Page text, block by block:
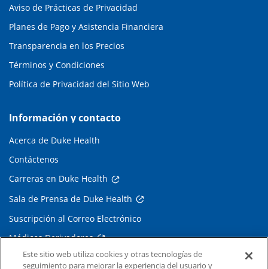
Aviso de Prácticas de Privacidad
Planes de Pago y Asistencia Financiera
Transparencia en los Precios
Términos y Condiciones
Política de Privacidad del Sitio Web
Información y contacto
Acerca de Duke Health
Contáctenos
Carreras en Duke Health
Sala de Prensa de Duke Health
Suscripción al Correo Electrónico
Médicos Derivadores
Este sitio web utiliza cookies y otras tecnologías de
seguimiento para mejorar la experiencia del usuario y